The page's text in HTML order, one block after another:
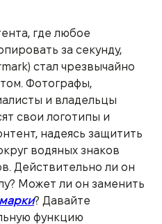
где любое
за секунду,
стал чрезвычайно
Фотографы,
и владельцы
свои логотипы и
надеясь защитить
водяных знаков
Действительно ли он
Может ли он заменить
? Давайте
функцию